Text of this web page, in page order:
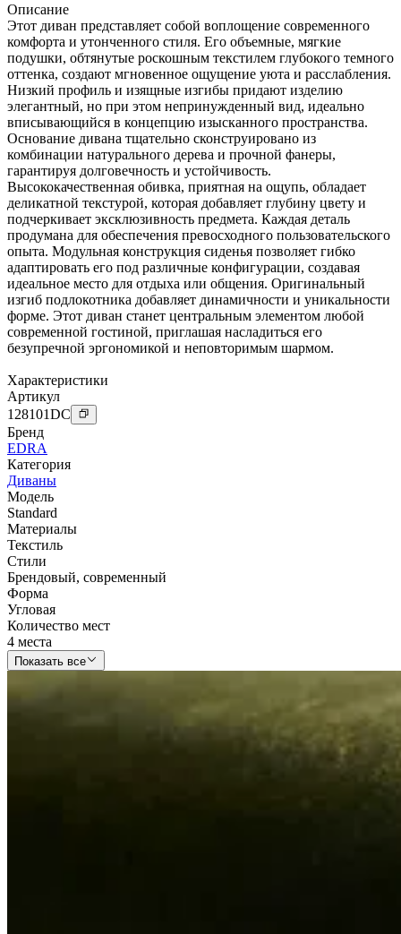
Описание
Этот диван представляет собой воплощение современного
комфорта и утонченного стиля. Его объемные, мягкие
подушки, обтянутые роскошным текстилем глубокого темного
оттенка, создают мгновенное ощущение уюта и расслабления.
Низкий профиль и изящные изгибы придают изделию
элегантный, но при этом непринужденный вид, идеально
вписывающийся в концепцию изысканного пространства.
Основание дивана тщательно сконструировано из
комбинации натурального дерева и прочной фанеры,
гарантируя долговечность и устойчивость.
Высококачественная обивка, приятная на ощупь, обладает
деликатной текстурой, которая добавляет глубину цвету и
подчеркивает эксклюзивность предмета. Каждая деталь
продумана для обеспечения превосходного пользовательского
опыта. Модульная конструкция сиденья позволяет гибко
адаптировать его под различные конфигурации, создавая
идеальное место для отдыха или общения. Оригинальный
изгиб подлокотника добавляет динамичности и уникальности
форме. Этот диван станет центральным элементом любой
современной гостиной, приглашая насладиться его
безупречной эргономикой и неповторимым шармом.
Характеристики
Артикул
128101DC
Бренд
EDRA
Категория
Диваны
Модель
Standard
Материалы
Текстиль
Стили
Брендовый, современный
Форма
Угловая
Количество мест
4 места
Показать все